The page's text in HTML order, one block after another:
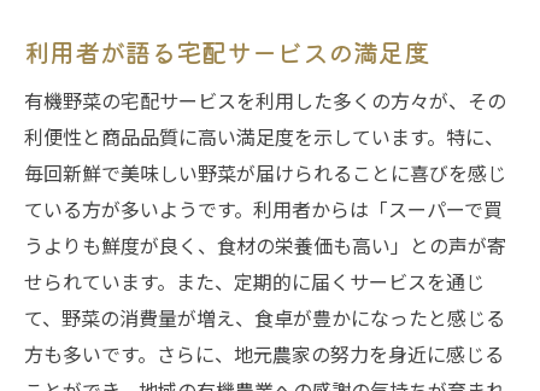
利用者が語る宅配サービスの満足度
有機野菜の宅配サービスを利用した多くの方々が、その
利便性と商品品質に高い満足度を示しています。特に、
毎回新鮮で美味しい野菜が届けられることに喜びを感じ
ている方が多いようです。利用者からは「スーパーで買
うよりも鮮度が良く、食材の栄養価も高い」との声が寄
せられています。また、定期的に届くサービスを通じ
て、野菜の消費量が増え、食卓が豊かになったと感じる
方も多いです。さらに、地元農家の努力を身近に感じる